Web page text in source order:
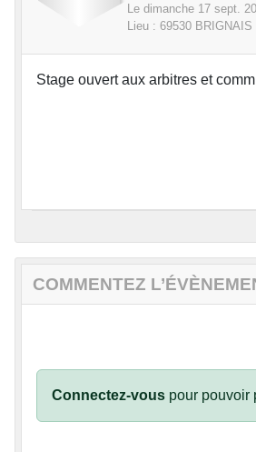
Le dimanche 17 sept.
Lieu : 69530 BRIGNAIS
Stage ouvert aux arbitres et
COMMENTEZ
Connectez-vous pour pouvoir